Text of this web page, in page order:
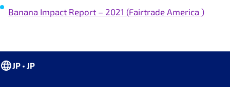
Banana Impact Report – 2021 (Fairtrade America )
JP • JP